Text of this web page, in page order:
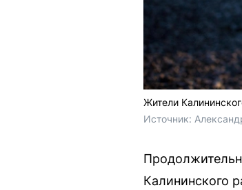
Жители
Источник:
Калининского